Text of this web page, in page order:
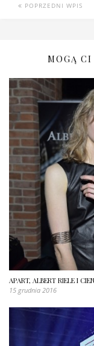
POPRZEDNI WPIS
MOGĄ
APART, ALBERT RIELE I
15 grudnia 2016